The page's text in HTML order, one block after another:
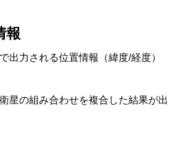
報
出力される位置情報（緯度/経度）
星の組み合わせを複合した結果が出